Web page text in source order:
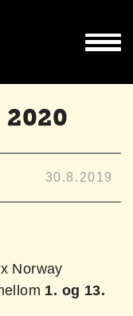
2020
30.8.2019
Norway
1. og 13.